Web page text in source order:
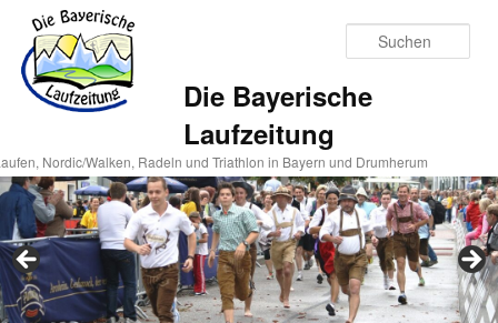
Die Bayerische
Laufzeitung
Nordic/Walken, Radeln und Triathlon in Bayern und Drumherum